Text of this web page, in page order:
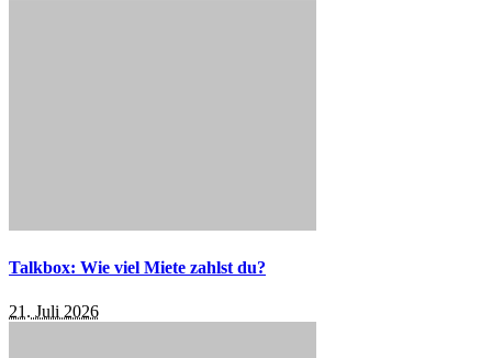
Talkbox: Wie viel Miete zahlst du?
21. Juli 2026